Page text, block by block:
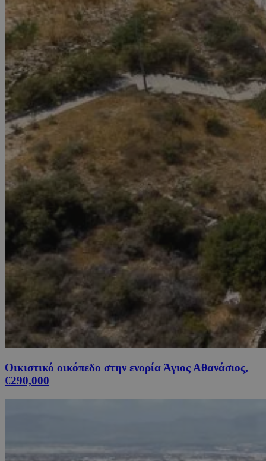
Οικιστικό οικόπεδο στην ενορία Άγιος Αθανάσιος,
€290,000